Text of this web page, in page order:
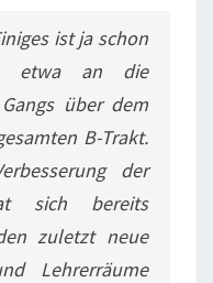
ist ja schon
etwa an die
über dem
B-Trakt.
der
sich bereits
zuletzt neue
Lehrerräume